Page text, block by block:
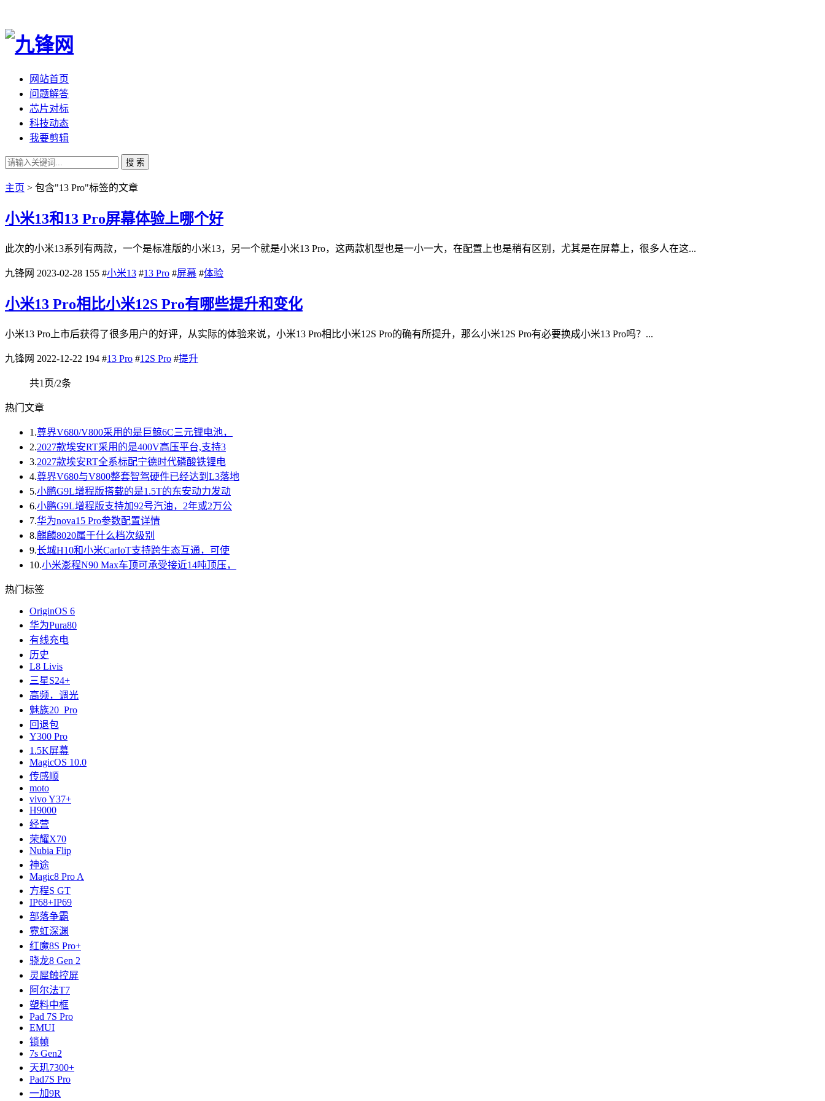
网站首页
问题解答
芯片对标
科技动态
我要剪辑
搜 索
主页 > 包含"13 Pro"标签的文章
小米13和13 Pro屏幕体验上哪个好
此次的小米13系列有两款，一个是标准版的小米13，另一个就是小米13 Pro，这两款机型也是一小一大，在配置上也是稍有区别，尤其是在屏幕上，很多人在这...
九锋网 2023-02-28 155 #小米13 #13 Pro #屏幕 #体验
小米13 Pro相比小米12S Pro有哪些提升和变化
小米13 Pro上市后获得了很多用户的好评，从实际的体验来说，小米13 Pro相比小米12S Pro的确有所提升，那么小米12S Pro有必要换成小米13 Pro吗？...
九锋网 2022-12-22 194 #13 Pro #12S Pro #提升
共1页/2条
热门文章
1.尊界V680/V800采用的是巨鲸6C三元锂电池，
2.2027款埃安RT采用的是400V高压平台,支持3
3.2027款埃安RT全系标配宁德时代磷酸铁锂电
4.尊界V680与V800整套智驾硬件已经达到L3落地
5.小鹏G9L增程版搭载的是1.5T的东安动力发动
6.小鹏G9L增程版支持加92号汽油，2年或2万公
7.华为nova15 Pro参数配置详情
8.麒麟8020属于什么档次级别
9.长城H10和小米CarIoT支持跨生态互通，可使
10.小米澎程N90 Max车顶可承受接近14吨顶压，
热门标签
OriginOS 6
华为Pura80
有线充电
历史
L8 Livis
三星S24+
高频，调光
魅族20 Pro
回退包
Y300 Pro
1.5K屏幕
MagicOS 10.0
传感顺
moto
vivo Y37+
H9000
经营
荣耀X70
Nubia Flip
神途
Magic8 Pro A
方程S GT
IP68+IP69
部落争霸
霓虹深渊
红魔8S Pro+
骁龙8 Gen 2
灵犀触控屏
阿尔法T7
塑料中框
Pad 7S Pro
EMUI
锁帧
7s Gen2
天玑7300+
Pad7S Pro
一加9R